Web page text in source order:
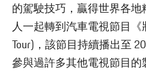
的駕駛技巧，贏得世界各
人一起轉到汽車電視節目《
Tour)，該節目持續播出至
參與過許多其他電視節目